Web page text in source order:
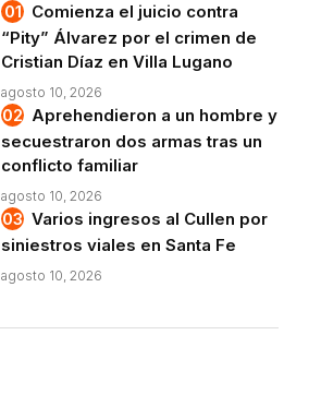
Comienza el juicio contra
“Pity” Álvarez por el crimen de
Cristian Díaz en Villa Lugano
agosto 10, 2026
Aprehendieron a un hombre y
secuestraron dos armas tras un
conflicto familiar
agosto 10, 2026
Varios ingresos al Cullen por
siniestros viales en Santa Fe
agosto 10, 2026